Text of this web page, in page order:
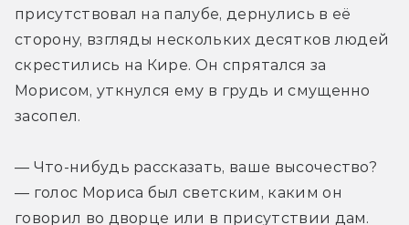
присутствовал на палубе, дернулись в её
сторону, взгляды нескольких десятков людей
скрестились на Кире. Он спрятался за
Морисом, уткнулся ему в грудь и смущенно
засопел.
— Что-нибудь рассказать, ваше высочество?
— голос Мориса был светским, каким он
говорил во дворце или в присутствии дам.